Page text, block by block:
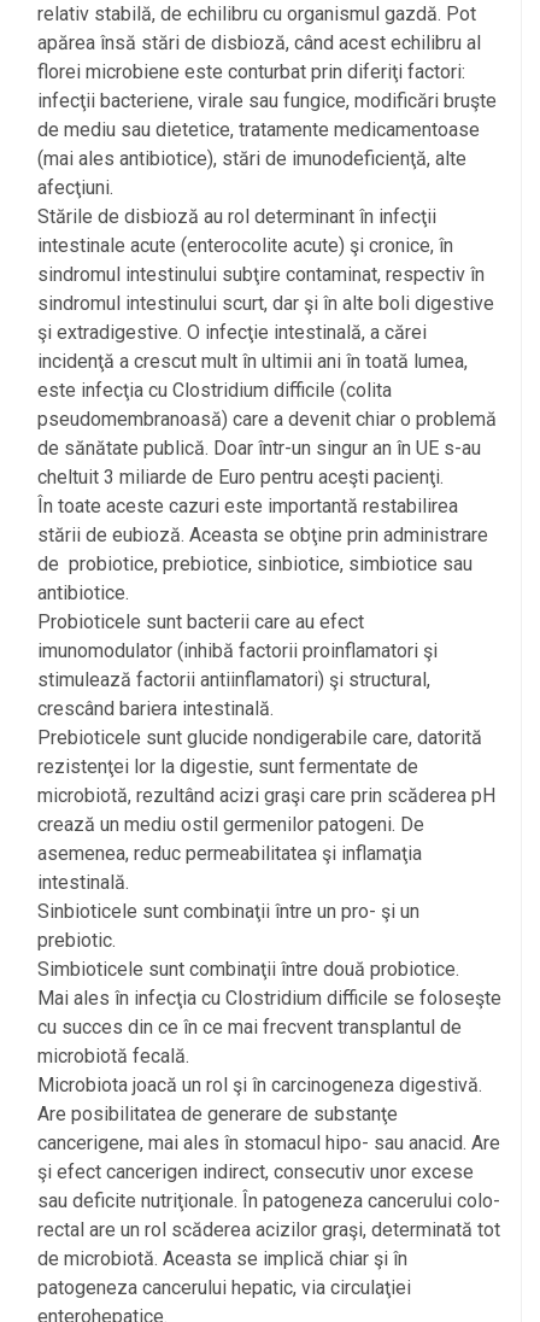
relativ stabilă, de echilibru cu organismul gazdă. Pot
apărea însă stări de disbioză, când acest echilibru al
florei microbiene este conturbat prin diferiţi factori:
infecţii bacteriene, virale sau fungice, modificări bruşte
de mediu sau dietetice, tratamente medicamentoase
(mai ales antibiotice), stări de imunodeficienţă, alte
afecţiuni.
Stările de disbioză au rol determinant în infecţii
intestinale acute (enterocolite acute) şi cronice, în
sindromul intestinului subţire contaminat, respectiv în
sindromul intestinului scurt, dar şi în alte boli digestive
şi extradigestive. O infecţie intestinală, a cărei
incidenţă a crescut mult în ultimii ani în toată lumea,
este infecţia cu Clostridium difficile (colita
pseudomembranoasă) care a devenit chiar o problemă
de sănătate publică. Doar într-un singur an în UE s-au
cheltuit 3 miliarde de Euro pentru aceşti pacienţi.
În toate aceste cazuri este importantă restabilirea
stării de eubioză. Aceasta se obţine prin administrare
de probiotice, prebiotice, sinbiotice, simbiotice sau
antibiotice.
Probioticele sunt bacterii care au efect
imunomodulator (inhibă factorii proinflamatori şi
stimulează factorii antiinflamatori) şi structural,
crescând bariera intestinală.
Prebioticele sunt glucide nondigerabile care, datorită
rezistenţei lor la digestie, sunt fermentate de
microbiotă, rezultând acizi graşi care prin scăderea pH
crează un mediu ostil germenilor patogeni. De
asemenea, reduc permeabilitatea şi inflamaţia
intestinală.
Sinbioticele sunt combinaţii între un pro- şi un
prebiotic.
Simbioticele sunt combinaţii între două probiotice.
Mai ales în infecţia cu Clostridium difficile se foloseşte
cu succes din ce în ce mai frecvent transplantul de
microbiotă fecală.
Microbiota joacă un rol şi în carcinogeneza digestivă.
Are posibilitatea de generare de substanţe
cancerigene, mai ales în stomacul hipo- sau anacid. Are
şi efect cancerigen indirect, consecutiv unor excese
sau deficite nutriţionale. În patogeneza cancerului colo-
rectal are un rol scăderea acizilor graşi, determinată tot
de microbiotă. Aceasta se implică chiar şi în
patogeneza cancerului hepatic, via circulaţiei
enterohepatice.